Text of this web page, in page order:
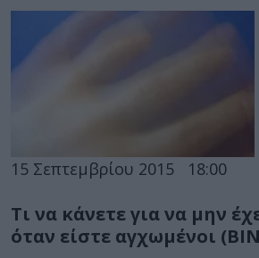
15 Σεπτεμβρίου 2015 18:00
Τι να κάνετε για να μην
όταν είστε αγχωμένοι